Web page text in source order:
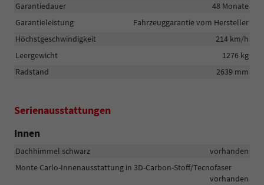
Garantiedauer
48 Monate
Garantieleistung
Fahrzeuggarantie vom Hersteller
Höchstgeschwindigkeit
214 km/h
Leergewicht
1276 kg
Radstand
2639 mm
Serienausstattungen
Innen
Dachhimmel schwarz
vorhanden
Monte Carlo-Innenausstattung in 3D-Carbon-Stoff/Tecnofaser
vorhanden